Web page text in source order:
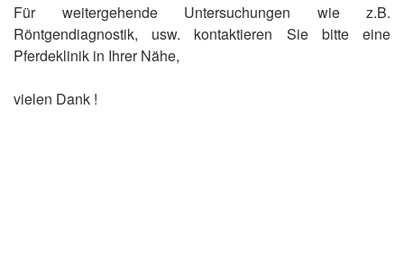
Für weitergehende Untersuchungen wie z.B.
Röntgendiagnostik, usw. kontaktieren Sie bitte eine
Pferdeklinik in Ihrer Nähe,
vielen Dank !